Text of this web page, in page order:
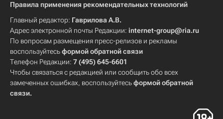
Правила применения рекомендательных технологий
Главный редактор: Гаврилова А.В.
Адрес электронной почты Редакции: internet-group@ria.ru
По вопросам размещения пресс-релизов и рекламы
воспользуйтесьформой обратной связи
Телефон Редакции: 7 (495) 645-6601
Чтобы связаться с редакцией или сообщить обо всех
замеченных ошибках, воспользуйтесьформой обратной
связи.